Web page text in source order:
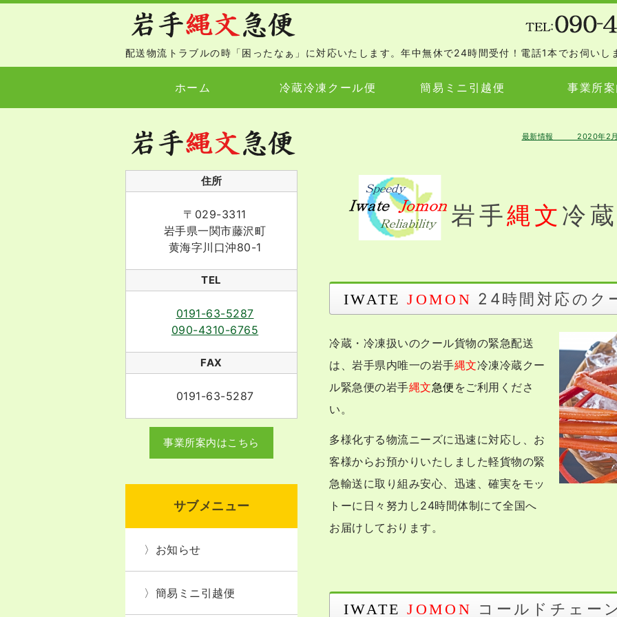
配送物流トラブルの時「困ったなぁ」に対応いたします。年中無休で24時間受付！電話1本でお伺いし
ホーム 冷蔵冷凍クール便 簡易ミニ引越便 事業所
最新情報 2020年2月
岩手縄文 冷
IWATEJOMON 24時間対応のク
冷蔵・冷凍扱いのクール貨物の緊急配送
は、岩手県内唯一の岩手縄文冷凍冷蔵クー
ル緊急便の岩手縄文急便 をご利用くださ
い。
多様化する物流ニーズに迅速に対応し、お
客様からお預かりいたしました軽貨物の緊
急輸送に取り組み安心、迅速、確実をモッ
トーに日々努力し24時間体制にて全国へ
お届けしております。
IWATE JOMON コールドチェー
住所
〒029-3311
岩手県一関市藤沢町
黄海字川口沖80-1
TEL
0191-63-5287
090-4310-6765
FAX
0191-63-5287
事業所案内はこちら
サブメニュー
お知らせ
簡易ミニ引越便